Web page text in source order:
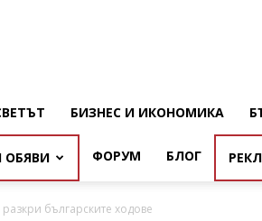
БИЗНЕС И ИКОНОМИКА
ОБЯВИ ФОРУМ БЛОГ
българските ходове